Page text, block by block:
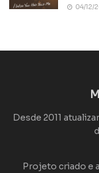
04/12/
Desde 2011
Projeto criado e